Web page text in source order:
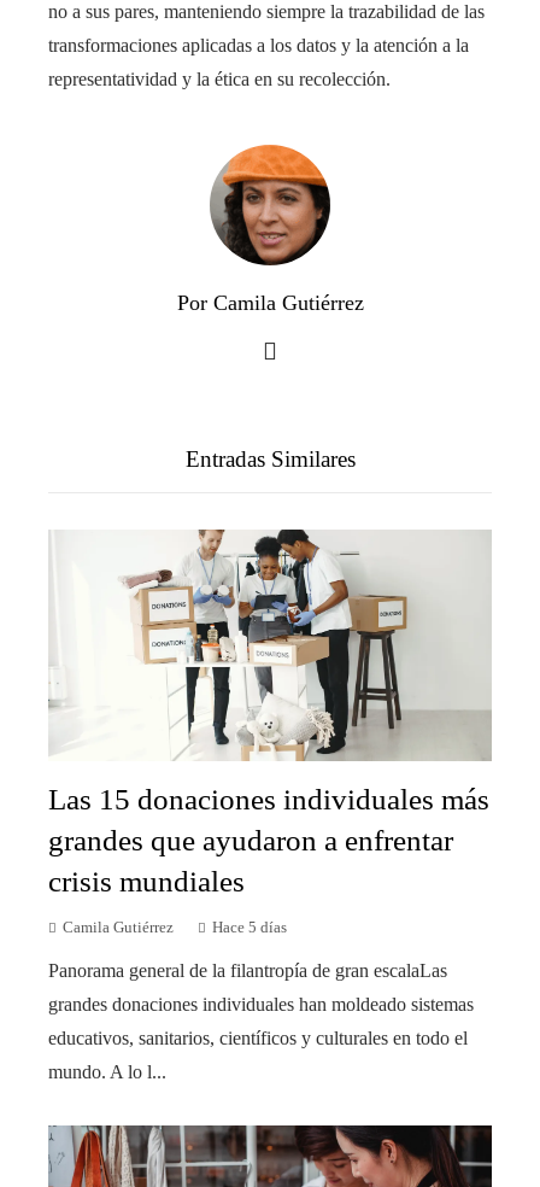
no a sus pares, manteniendo siempre la trazabilidad de las
transformaciones aplicadas a los datos y la atención a la
representatividad y la ética en su recolección.
Por Camila Gutiérrez
Entradas Similares
Las 15 donaciones individuales más
grandes que ayudaron a enfrentar
crisis mundiales
Camila Gutiérrez Hace 5 días
Panorama general de la filantropía de gran escalaLas
grandes donaciones individuales han moldeado sistemas
educativos, sanitarios, científicos y culturales en todo el
mundo. A lo l...